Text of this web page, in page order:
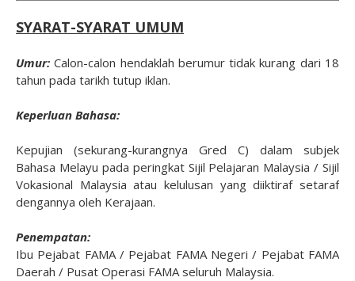
SYARAT-SYARAT UMUM
Umur: Calon-calon hendaklah berumur tidak kurang dari 18
tahun pada tarikh tutup iklan.
Keperluan Bahasa:
Kepujian (sekurang-kurangnya Gred C) dalam subjek
Bahasa Melayu pada peringkat Sijil Pelajaran Malaysia / Sijil
Vokasional Malaysia atau kelulusan yang diiktiraf setaraf
dengannya oleh Kerajaan.
Penempatan:
Ibu Pejabat FAMA / Pejabat FAMA Negeri / Pejabat FAMA
Daerah / Pusat Operasi FAMA seluruh Malaysia.